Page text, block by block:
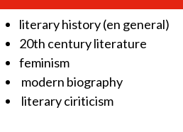
literary history (en general)
20th century literature
feminism
modern biography
literary ciriticism